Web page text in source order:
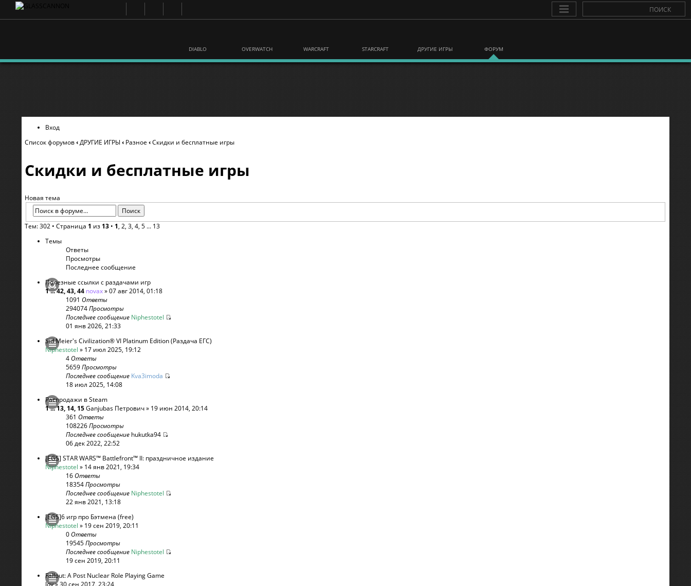
DIABLO OVERWATCH WARCRAFT STARCRAFT ДРУГИЕ ИГРЫ ФОРУМ
Вход
Список форумов‹ДРУГИЕ ИГРЫ ‹ Разное ‹Скидки и бесплатные игры
Скидки и бесплатные игры
Новая тема
Тем: 302 • Страница 1 из 13 • 1, 2, 3, 4, 5 ... 13
Темы
Ответы
Просмотры
Последнее сообщение
Полезные ссылки с раздачами игр
1...42,43,44 novax» 07 авг 2014, 01:18
1091 Ответы
294074Просмотры
Последнее сообщение Niphestotel
01 янв 2026, 21:33
Sid Meier's Civilization® VI Platinum Edition (Раздача ЕГС)
Niphestotel » 17 июл 2025, 19:12
4Ответы
5659Просмотры
Последнее сообщение Kva3imoda
18 июл 2025, 14:08
Распродажи в Steam
1...13, 14, 15Ganjubas Петрович» 19 июн 2014, 20:14
361 Ответы
108226Просмотры
Последнее сообщение hukutka94
06 дек 2022, 22:52
[EGS] STAR WARS™ Battlefront™ II: праздничное издание
Niphestotel » 14 янв 2021, 19:34
16Ответы
18354Просмотры
Последнее сообщение Niphestotel
22 янв 2021, 13:18
[EGS]6 игр про Бэтмена (free)
Niphestotel » 19 сен 2019, 20:11
0Ответы
19545Просмотры
Последнее сообщение Niphestotel
19 сен 2019, 20:11
Fallout: A Post Nuclear Role Playing Game
Joy» 30 сен 2017, 23:24